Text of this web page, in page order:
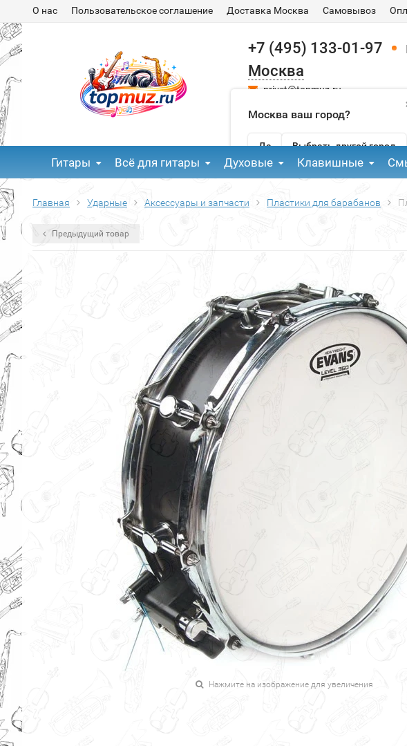
О нас Пользовательское соглашение Доставка Москва Самовывоз
+7 (495) 133-01-97
Москва
Москва ваш город?
Да Выбрать другой город
privet@topmuz.ru
Гитары Всё для гитары Духовые Клавишные
Главная Ударные Аксессуары и запчасти Пластики для барабанов
Предыдущий товар
Нажмите на изображение для увеличения